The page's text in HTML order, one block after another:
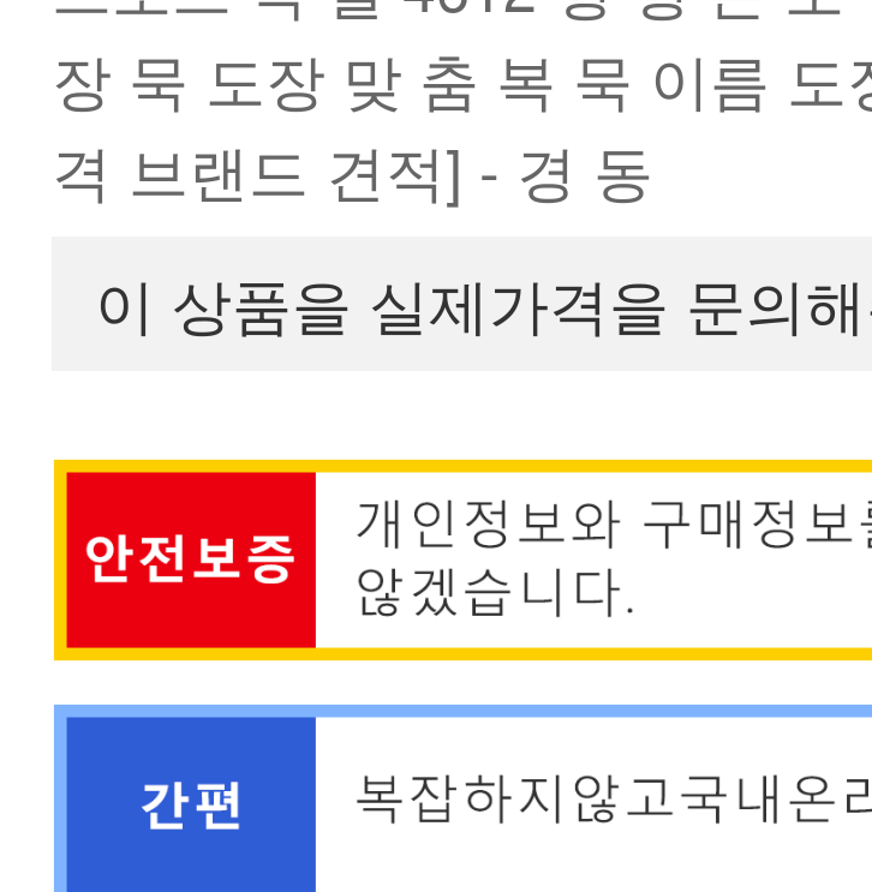
장 묵 도장 맞 춤 복 묵 이름
격 브랜드 견적] - 경 동
이 상품을 실제가격을 문의